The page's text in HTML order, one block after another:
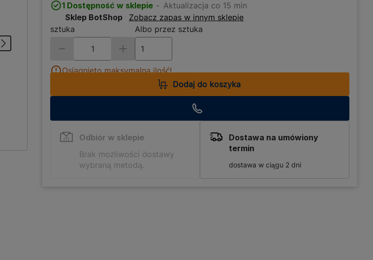
1 Dostępność w sklepie
Aktualizacja co 15 min
Sklep BotShop
Zobacz zapas w innym sklepie
sztuka
Albo przez sztuka
Osiągnięto maksymalną ilość!
Dodaj do koszyka
Odbiór w sklepie
Brak możliwości dostawy
wybraną metodą.
Dostawa na umówiony
termin
dostawa w ciągu 2 dni